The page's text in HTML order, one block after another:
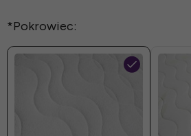
*Pokrowiec: